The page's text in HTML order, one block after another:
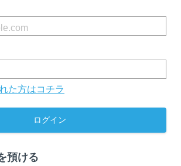
無料会員登録
た方はコチラ
ログイン
預ける